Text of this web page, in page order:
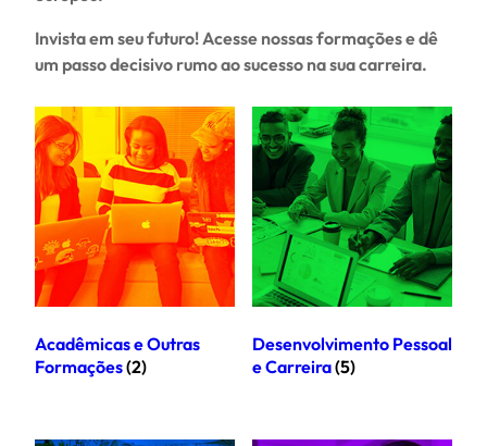
Invista em seu futuro! Acesse nossas formações e dê
um passo decisivo rumo ao sucesso na sua carreira.
Acadêmicas e Outras
Formações(2)
Desenvolvimento Pessoal
e Carreira(5)